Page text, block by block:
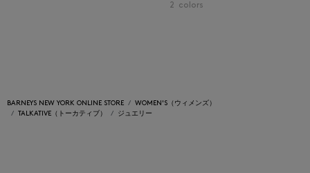
2 colors
BARNEYS NEW YORK ONLINE STORE
WOMEN'S（ウィメンズ）
TALKATIVE（トーカティブ）
ジュエリー